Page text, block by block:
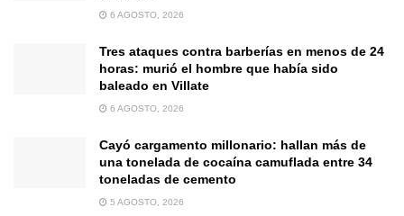
6 AGOSTO, 2026
Tres ataques contra barberías en menos de 24
horas: murió el hombre que había sido
baleado en Villate
6 AGOSTO, 2026
Cayó cargamento millonario: hallan más de
una tonelada de cocaína camuflada entre 34
toneladas de cemento
5 AGOSTO, 2026